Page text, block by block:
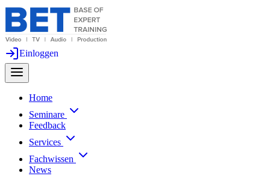
Einloggen
Home
Seminare
Feedback
Services
Fachwissen
News